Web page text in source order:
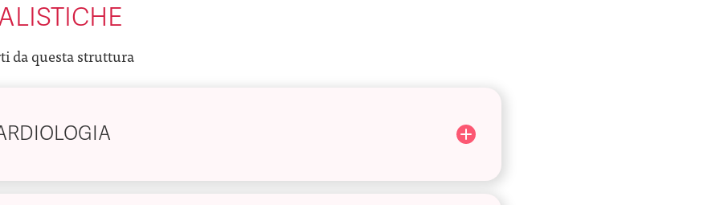
da questa struttura